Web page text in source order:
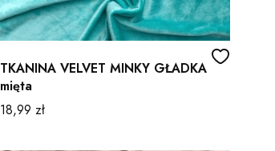
TKANINA VELVET MINKY GŁADKA
mięta
Cena
18,99 zł